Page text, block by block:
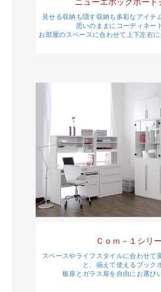
ニューエポックボード
見せる収納も隠す収納も多彩なアイテ
思いのままにコーディネー
お部屋のスペースに合わせて上下左右に
Ｃｏｍ－１シリ
スペースやライフスタイルに合わせて
と、揃えて使えるブック
板扉とガラス扉を自由にお選び